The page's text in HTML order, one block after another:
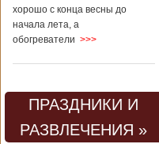
хорошо с конца весны до
начала лета, а
обогреватели >>>
ПРАЗДНИКИ И
РАЗВЛЕЧЕНИЯ »